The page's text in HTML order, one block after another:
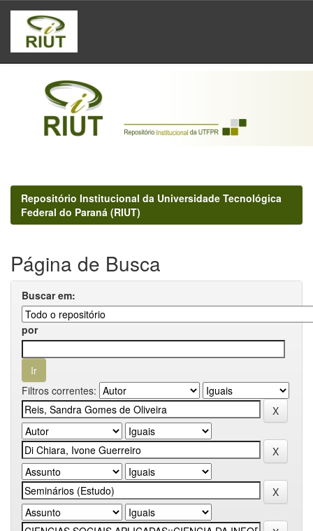
Skip
navigation
Repositório Institucional da Universidade Tecnológica
Federal do Paraná (RIUT)
Página de Busca
Buscar em:
por
Filtros correntes: